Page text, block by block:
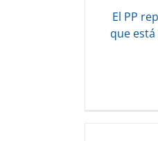
El PP
que está